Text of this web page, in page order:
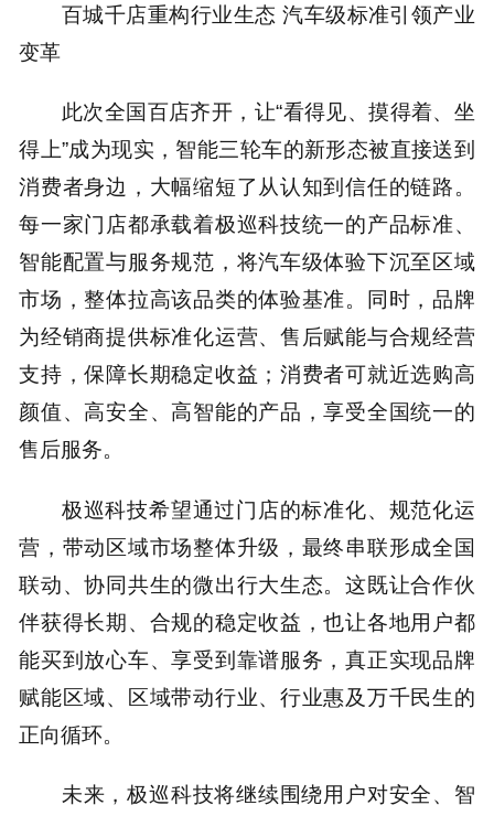
百城千店重构行业生态 汽车级标准引领产业
变革
此次全国百店齐开，让“看得见、摸得着、坐
得上”成为现实，智能三轮车的新形态被直接送到
消费者身边，大幅缩短了从认知到信任的链路。
每一家门店都承载着极巡科技统一的产品标准、
智能配置与服务规范，将汽车级体验下沉至区域
市场，整体拉高该品类的体验基准。同时，品牌
为经销商提供标准化运营、售后赋能与合规经营
支持，保障长期稳定收益；消费者可就近选购高
颜值、高安全、高智能的产品，享受全国统一的
售后服务。
极巡科技希望通过门店的标准化、规范化运
营，带动区域市场整体升级，最终串联形成全国
联动、协同共生的微出行大生态。这既让合作伙
伴获得长期、合规的稳定收益，也让各地用户都
能买到放心车、享受到靠谱服务，真正实现品牌
赋能区域、区域带动行业、行业惠及万千民生的
正向循环。
未来，极巡科技将继续围绕用户对安全、智